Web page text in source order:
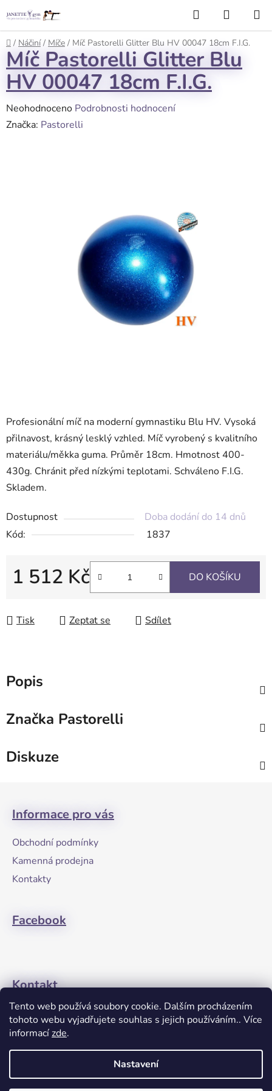
Tento web používá soubory cookie. Dalším procházením
tohoto webu vyjadřujete souhlas s jejich používáním.. Více
informacízde.
Nastavení
na
obsah
Hledat
KOŠÍK
Domů
/ Náčiní / Míče / Míč Pastorelli Glitter Blu HV 00047 18cm F.I.G.
Profesionální míč na moderní gymnastiku Blu HV. Vysoká
přilnavost, krásný lesklý vzhled. Míč vyrobený s kvalitního
materiálu/měkka guma. Průměr 18cm. Hmotnost 400-
430g. Chránit před nízkými teplotami. Schváleno F.I.G.
Skladem.
Dostupnost
Doba dodání do 14 dnů
Kód:
1837
1 512 Kč DO KOŠÍKU
Tisk Zeptat se Sdílet
Míč Pastorelli Glitter Blu
HV 00047 18cm F.I.G.
Průměrné
hodnocení
Neohodnoceno Podrobnosti hodnocení
Značka: Pastorelli
Popis
Značka Pastorelli
Diskuze
Informace pro vás
Obchodní podmínky
Kamenná prodejna
Kontakty
Facebook
Kontakt
+420608274762